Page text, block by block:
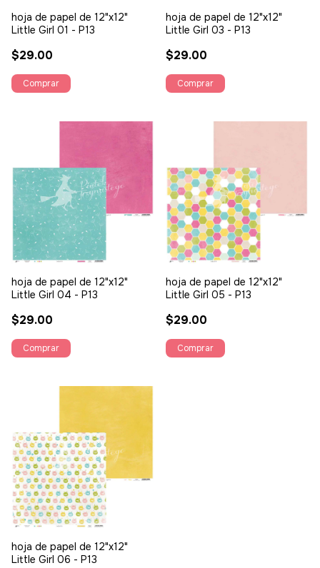
hoja de papel de 12"x12"
Little Girl 01 - P13
$29.00
hoja de papel de 12"x12"
Little Girl 03 - P13
$29.00
hoja de papel de 12"x12"
Little Girl 04 - P13
$29.00
hoja de papel de 12"x12"
Little Girl 05 - P13
$29.00
hoja de papel de 12"x12"
Little Girl 06 - P13